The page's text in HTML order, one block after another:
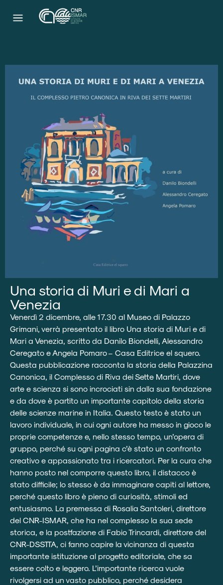
Una storia di Muri e di Mari a
Venezia
Venerdì 2 dicembre, alle 17.30 al Museo di Palazzo
Grimani, verrà presentato il libro Una storia di Muri e di
Mari a Venezia, scritto da Danilo Biondelli, Alessandro
Ceregato e Angela Pomaro – Casa Editrice el squero.
Questa pubblicazione racconta la storia della Palazzina
Canonica, il Complesso di Riva dei Sette Martiri, dove
arte e scienza si sono incrociati sin dalla sua fondazione
e da dove è partito un importante capitolo della storia
delle scienze marine in Italia. Questo testo è stato un
lavoro individuale, in cui ogni autore ha messo in gioco le
proprie competenze e, nello stesso tempo, un’opera di
gruppo, perché su ogni pagina c’è stato un confronto
creativo e appassionato tra i ricercatori. Per la cura che
hanno posto nel comporre questo libro, il distacco è
stato difficile; lo stesso è da immaginare capiti al lettore,
perché questo libro è pieno di curiosità, stimoli ed
entusiasmo. La premessa di Rosalia Santoleri, direttore
del CNR-ISMAR, che ha nel complesso la sua sede
storica, e la postfazione di Fabio Trincardi, direttore del
CNR-DSSTTA, ci fanno capire la vicinanza di questa
importante istituzione al progetto editoriale, che sa
essere colto e leggero. L’importante ricerca vuole
rivolgersi ad un vasto pubblico, perché desidera